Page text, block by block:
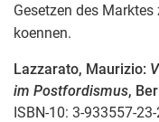
Gesetzen des
koennen.
Lazzarato, Maurizio:
im Postfordismus,
ISBN-10: 3-933557-